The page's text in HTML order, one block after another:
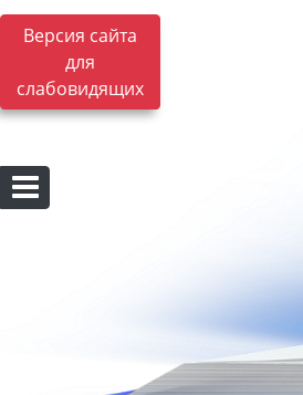
Версия сайта
для
слабовидящих